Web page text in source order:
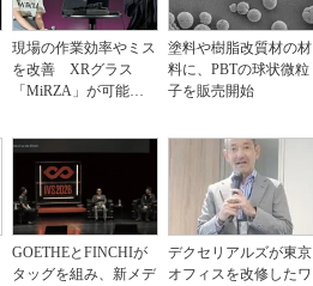
現場の作業効率やミス
を改善 XRグラス
「MiRZA」が可能に
の...
塗料や樹脂改質材の材
料に、PBTの球状微粒
子を販売開始
GOETHEとFINCHIが
タッグを組み、新メデ
デクセリアルズが東京
オフィスを改修したワ